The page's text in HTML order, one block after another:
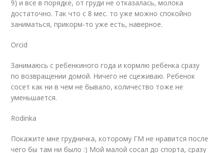
9) и все в порядке, от груди не отказалась, молока
достаточно. Так что с 8 мес. то уже можно спокойно
заниматься, прикорм-то уже есть, наверное.
Orcid
Занимаюсь с ребенкиного года и кормлю ребенка сразу
по возвращении домой. Ничего не сцеживаю. Ребенок
сосет как ни в чем не бывало, количество тоже не
уменьшается.
Rodinka
Покажите мне грудничка, которому ГМ не нравится после
чего бы там ни было :) Мой малой сосал до спорта, сразу